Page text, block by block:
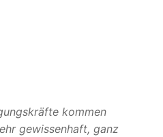
kommen
gewissenhaft, ganz